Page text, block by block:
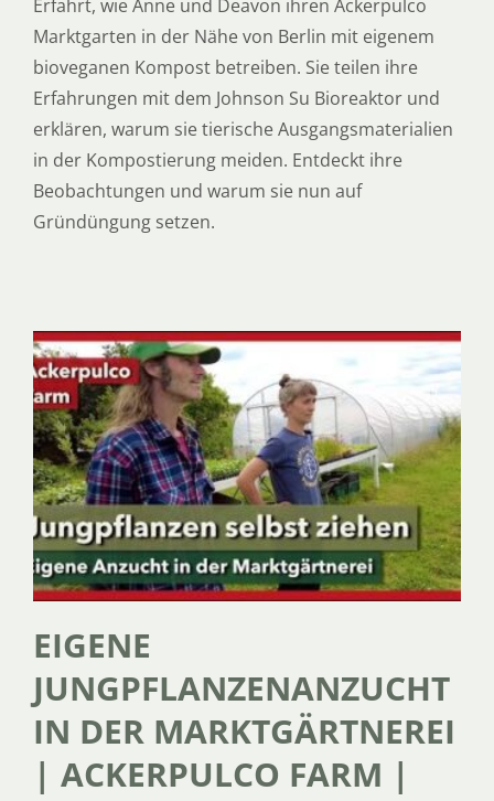
Erfahrt, wie Anne und Deavon ihren Ackerpulco
Marktgarten in der Nähe von Berlin mit eigenem
bioveganen Kompost betreiben. Sie teilen ihre
Erfahrungen mit dem Johnson Su Bioreaktor und
erklären, warum sie tierische Ausgangsmaterialien
in der Kompostierung meiden. Entdeckt ihre
Beobachtungen und warum sie nun auf
Gründüngung setzen.
EIGENE
JUNGPFLANZENANZUCHT
IN DER MARKTGÄRTNEREI
| ACKERPULCO FARM |